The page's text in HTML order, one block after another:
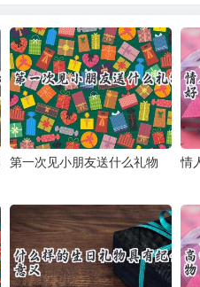
第一次见小朋友送什么礼物 情